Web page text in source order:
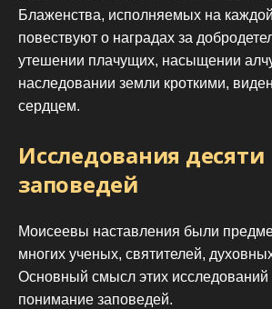
Блаженства, исполняемых на
повествуют о наградах за
утешении плачущих, насыщении
наследовании земли кроткими,
сердцем.
Исследования десяти
заповедей
Моисеевы наставления были
многих ученых, святителей,
Основный смысл этих исследований
понимание заповедей.